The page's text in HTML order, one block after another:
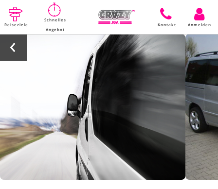
Reiseziele
Schnelles
Angebot
Kontakt Anmelden